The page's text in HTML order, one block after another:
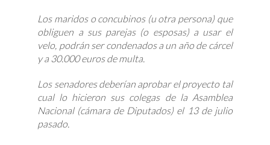
Los maridos o concubinos (u otra persona) que
obliguen a sus parejas (o esposas) a usar el
velo, podrán ser condenados a un año de cárcel
y a 30.000 euros de multa.
Los senadores deberían aprobar el proyecto tal
cual lo hicieron sus colegas de la Asamblea
Nacional (cámara de Diputados) el 13 de julio
pasado.